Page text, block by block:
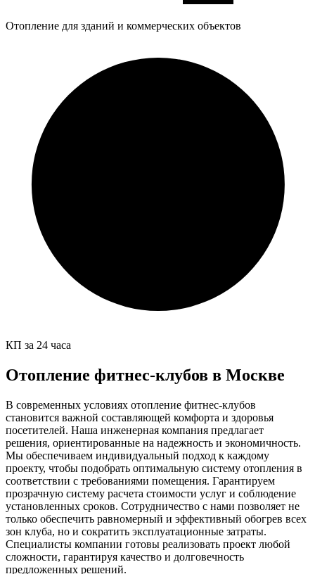
Отопление для зданий и коммерческих объектов
КП за 24 часа
Отопление фитнес-клубов в Москве
В современных условиях отопление фитнес-клубов
становится важной составляющей комфорта и здоровья
посетителей. Наша инженерная компания предлагает
решения, ориентированные на надежность и экономичность.
Мы обеспечиваем индивидуальный подход к каждому
проекту, чтобы подобрать оптимальную систему отопления в
соответствии с требованиями помещения. Гарантируем
прозрачную систему расчета стоимости услуг и соблюдение
установленных сроков. Сотрудничество с нами позволяет не
только обеспечить равномерный и эффективный обогрев всех
зон клуба, но и сократить эксплуатационные затраты.
Специалисты компании готовы реализовать проект любой
сложности, гарантируя качество и долговечность
предложенных решений.